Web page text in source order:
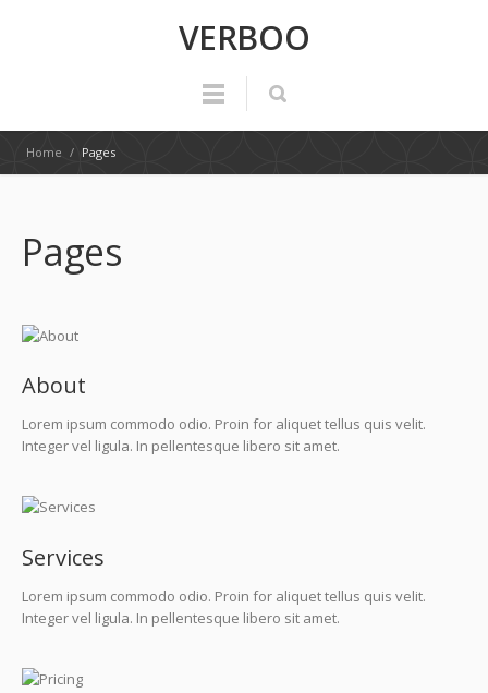
VERBOO
Home / Pages
Pages
About
Lorem ipsum commodo odio. Proin for aliquet tellus quis velit.
Integer vel ligula. In pellentesque libero sit amet.
Services
Lorem ipsum commodo odio. Proin for aliquet tellus quis velit.
Integer vel ligula. In pellentesque libero sit amet.